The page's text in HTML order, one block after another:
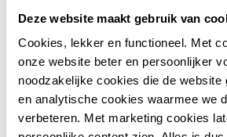
Deze website maakt gebruik van
Cookies, lekker en functioneel. Met
onze website beter en persoonlijker
noodzakelijke cookies die de website
en analytische cookies waarmee we
verbeteren. Met marketing cookies